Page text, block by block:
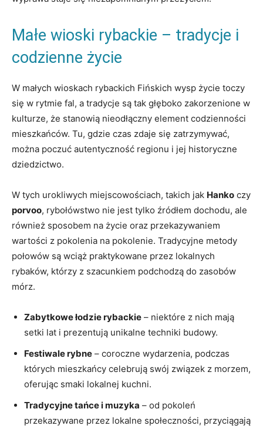
Małe⁤ wioski rybackie – tradycje i
codzienne życie
W małych wioskach‍ rybackich Fińskich wysp życie toczy
się w rytmie fal, a tradycje są tak głęboko⁢ zakorzenione w
kulturze, że stanowią nieodłączny element codzienności
mieszkańców. Tu, gdzie czas zdaje się zatrzymywać,
można poczuć autentyczność regionu i jej historyczne
dziedzictwo.
W tych urokliwych⁢ miejscowościach,⁣ takich jak Hanko ‌czy
porvoo, rybołówstwo nie jest tylko źródłem ⁢dochodu,⁢ ale⁣
również sposobem na życie oraz przekazywaniem
wartości ​z pokolenia na ‌pokolenie. Tradycyjne metody
połowów są wciąż ⁣praktykowane przez lokalnych
rybaków, którzy z szacunkiem podchodzą do zasobów
⁢mórz.
Zabytkowe łodzie rybackie –‍ niektóre z nich mają
setki lat i prezentują unikalne⁤ techniki‌ budowy.
Festiwale rybne – coroczne wydarzenia, ⁣podczas
których‍ mieszkańcy celebrują ‍swój związek z morzem,
oferując⁣ smaki lokalnej kuchni.
Tradycyjne tańce i muzyka – od pokoleń
przekazywane przez⁤ lokalne społeczności, ⁤przyciągają